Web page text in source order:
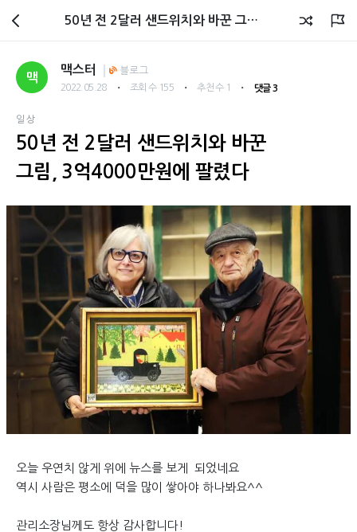
회원광장 50년 전 2달러 샌드위치와 바꾼 그림, 3억4000만원에 팔렸다
맥
맥스터 블로그
2022.05.28 ・ 조회 수 155 ・ 추천 수 1 ・ 댓글 3
일상
50년 전 2달러 샌드위치와 바꾼
그림, 3억4000만원에 팔렸다
오늘 우연치 않게 위에 뉴스를 보게 되었네요
역시 사람은 평소에 덕을 많이 쌓아야 하나봐요^^
관리소장님께도 항상 감사합니다!